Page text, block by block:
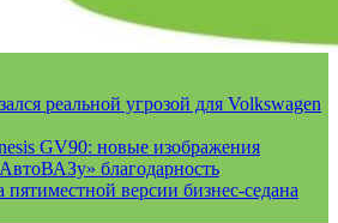
реальной угрозой для Volkswagen
GV90: новые изображения
благодарность
версии бизнес-седана